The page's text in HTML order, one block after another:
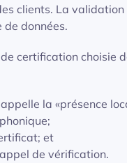
clients. La validation
données.
certification choisie
la «présence
et
de vérification.